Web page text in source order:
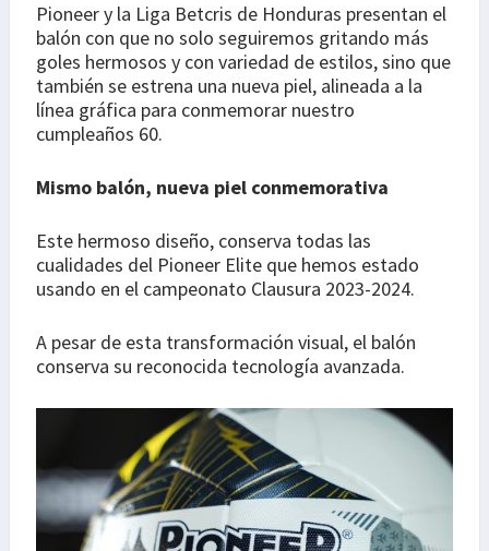
Pioneer y la Liga Betcris de Honduras presentan el
balón con que no solo seguiremos gritando más
goles hermosos y con variedad de estilos, sino que
también se estrena una nueva piel, alineada a la
línea gráfica para conmemorar nuestro
cumpleaños 60.
Mismo balón, nueva piel conmemorativa
Este hermoso diseño, conserva todas las
cualidades del Pioneer Elite que hemos estado
usando en el campeonato Clausura 2023-2024.
A pesar de esta transformación visual, el balón
conserva su reconocida tecnología avanzada.